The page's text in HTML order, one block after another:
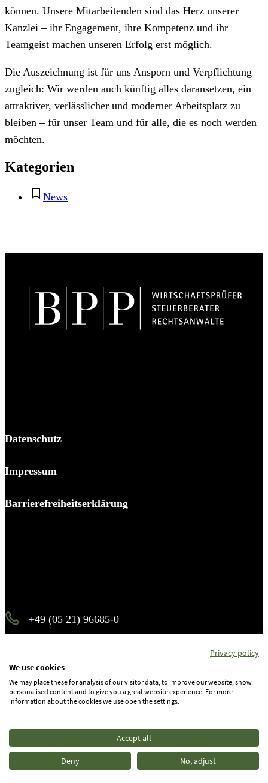
können. Unsere Mitarbeitenden sind das Herz unserer
Kanzlei – ihr Engagement, ihre Kompetenz und ihr
Teamgeist machen unseren Erfolg erst möglich.
Die Auszeichnung ist für uns Ansporn und Verpflichtung
zugleich: Wir werden auch künftig alles daransetzen, ein
attraktiver, verlässlicher und moderner Arbeitsplatz zu
bleiben – für unser Team und für alle, die es noch werden
möchten.
Kategorien
News
Datenschutz
Impressum
Barrierefreiheitserklärung
+49 (05 21) 96685-0
Instagram
Linkedin
Privacy policy
We use cookies
We may place these for analysis of our visitor data, to improve our website, show
personalised content and to give you a great website experience. For more
information about the cookies we use open the settings.
Accept all
Deny No, adjust